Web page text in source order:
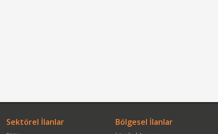
Sektörel İlanlar Bölgesel İlanlar